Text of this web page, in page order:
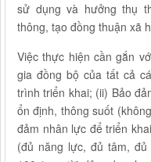
sử dụng và hưởng thụ
thông, tạo đồng thuận xã
Việc thực hiện cần gắn
gia đồng bộ của tất cả
trình triển khai; (ii) Bảo
ổn định, thông suốt
đảm nhân lực để triển
(đủ năng lực, đủ tâm,